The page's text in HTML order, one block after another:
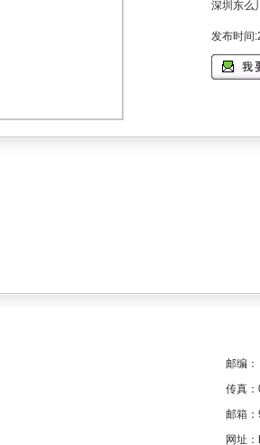
深圳东么
发布时间
邮编：
传真
邮箱
网址：